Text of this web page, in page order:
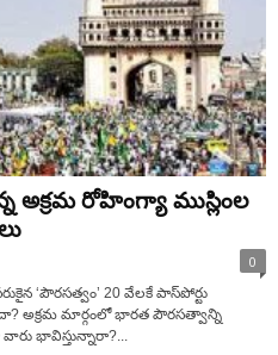
అక్రమ రోహింగ్యా ముస్లింల
0
‘పౌరసత్వం’ 20 వేలకే పాస్‌పోర్టు
అక్రమ మార్గంలో భారత పౌరసత్వాన్ని
వారు భావిస్తున్నారా?...